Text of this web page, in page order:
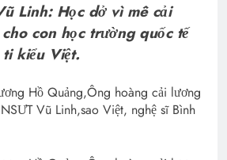
Linh: Học dở vì mê cải
con học trường quốc tế
kiểu Việt.